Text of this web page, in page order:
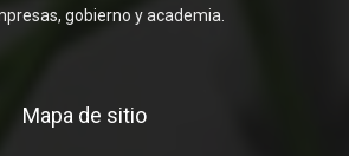
gobierno y academia.
Mapa de sitio